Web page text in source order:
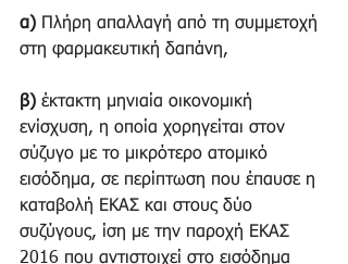
α) Πλήρη απαλλαγή από τη συμμετοχή
στη φαρμακευτική δαπάνη,
β) έκτακτη μηνιαία οικονομική
ενίσχυση, η οποία χορηγείται στον
σύζυγο με το μικρότερο ατομικό
εισόδημα, σε περίπτωση που έπαυσε η
καταβολή ΕΚΑΣ και στους δύο
συζύγους, ίση με την παροχή ΕΚΑΣ
2016 που αντιστοιχεί στο εισόδημα